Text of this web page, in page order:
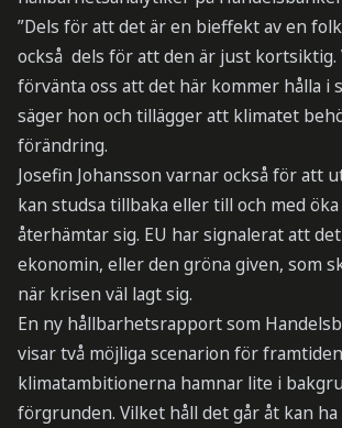
”Dels för att det är en bieffekt av en
också dels för att den är just kortsiktig.
förvänta oss att det här kommer hålla i
säger hon och tillägger att klimatet
förändring.
Josefin Johansson varnar också för att
kan studsa tillbaka eller till och med
återhämtar sig. EU har signalerat att
ekonomin, eller den gröna given, som
när krisen väl lagt sig.
En ny hållbarhetsrapport som
visar två möjliga scenarion för
klimatambitionerna hamnar lite i
förgrunden. Vilket håll det går åt kan